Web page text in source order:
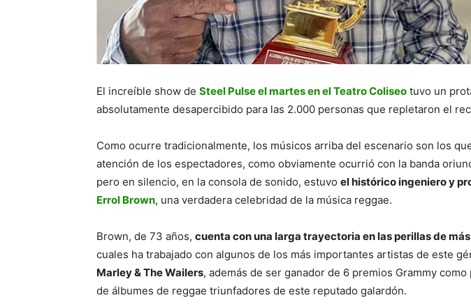
El increíble show de Steel Pulse el martes en el Teatro Coliseo tuvo un
absolutamente desapercibido para las 2.000 personas que repletaron el
Como ocurre tradicionalmente, los músicos arriba del escenario son los
atención de los espectadores, como obviamente ocurrió con la banda
pero en silencio, en la consola de sonido, estuvo el histórico ingeniero y
Errol Brown, una verdadera celebridad de la música reggae.
Brown, de 73 años, cuenta con una larga trayectoria en las perillas de
cuales ha trabajado con algunos de los más importantes artistas de este
Marley & The Wailers, además de ser ganador de 6 premios Grammy
de álbumes de reggae triunfadores de este reputado galardón.